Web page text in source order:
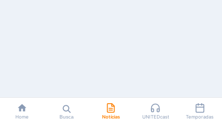
Home Busca Notícias UNITEDcast Temporadas